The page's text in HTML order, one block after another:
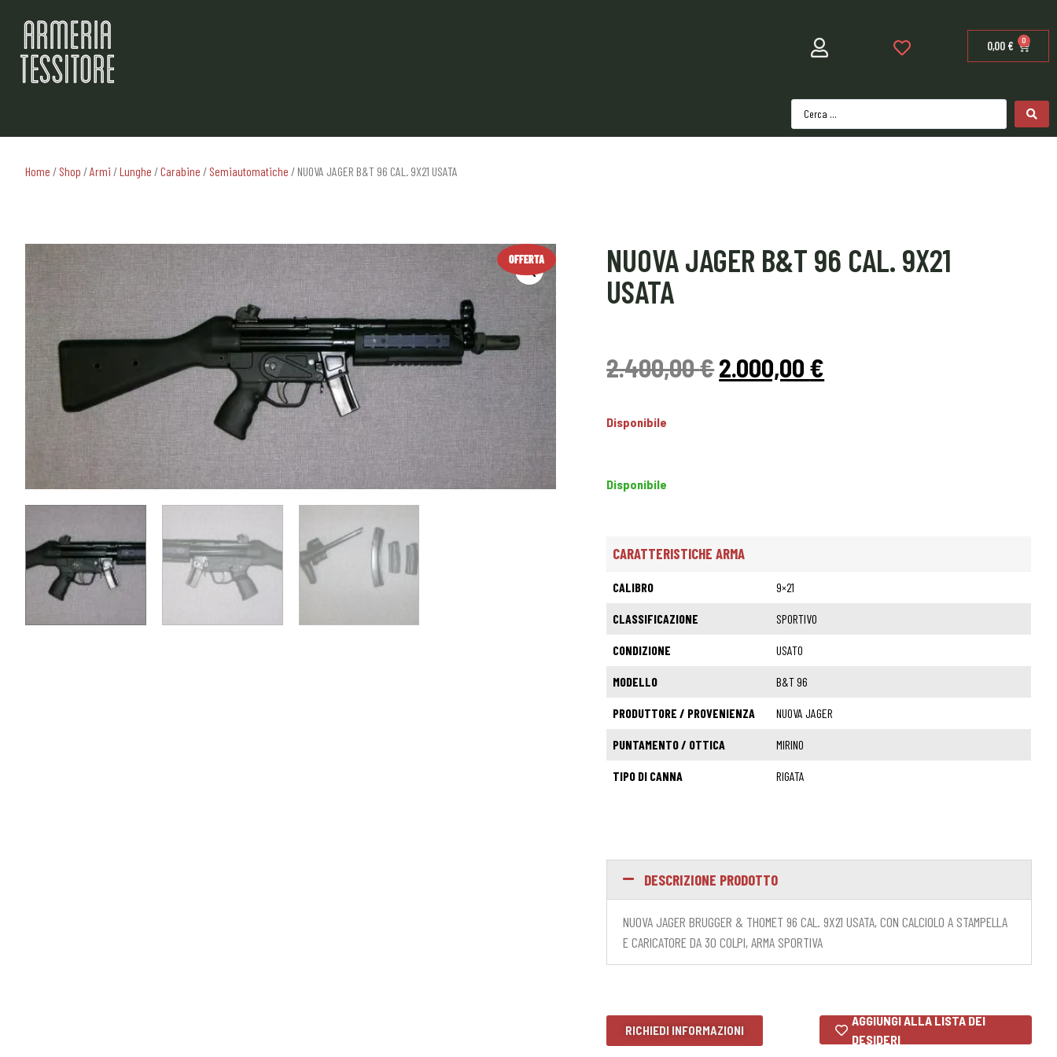
0,00 € 0
Home / Shop /Armi /Lunghe /Carabine / Semiautomatiche / NUOVA JAGER B&T 96 CAL. 9X21 USATA
OFFERTA
NUOVA JAGER B&T 96 CAL. 9X21
USATA
2.400,00€2.000,00 €
Disponibile
Disponibile
CARATTERISTICHE ARMA
CALIBRO 9×21
CLASSIFICAZIONE SPORTIVO
CONDIZIONE USATO
MODELLO B&T 96
PRODUTTORE / PROVENIENZA NUOVA JAGER
PUNTAMENTO / OTTICA MIRINO
TIPO DI CANNA RIGATA
DESCRIZIONE PRODOTTO
NUOVA JAGER BRUGGER & THOMET 96 CAL. 9X21 USATA, CON CALCIOLO A STAMPELLA
E CARICATORE DA 30 COLPI, ARMA SPORTIVA
RICHIEDI INFORMAZIONI
AGGIUNGI ALLA LISTA DEI
DESIDERI